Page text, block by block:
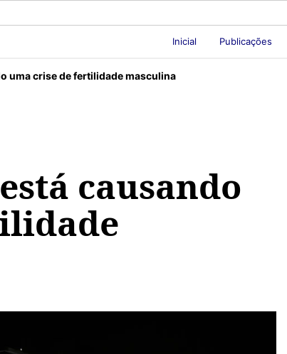
Inicial Publicações
uma crise de fertilidade masculina
causando